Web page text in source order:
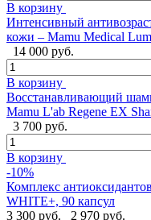
В корзину
Интенсивный
кожи – Mamu Medical
14 000 руб.
В корзину
Восстанавливающий
Mamu L'ab Regene EX
3 700 руб.
В корзину
-10%
Комплекс
WHITE+, 90 капсул
3 300 руб.
2 970 руб.